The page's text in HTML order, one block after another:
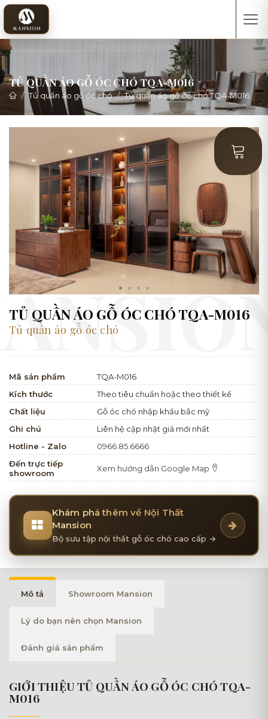
TỦ QUẦN ÁO GỖ ÓC CHÓ TQA-M016
Tủ quần áo gỗ óc chó Tủ quần áo gỗ óc chó TQA-M016
TỦ QUẦN ÁO GỖ ÓC CHÓ TQA-M016
Tủ quần áo gỗ óc chó
Mã sản phẩm
TQA-M016
Kích thước
Theo tiêu chuẩn hoặc theo thiết kế
Chất liệu
Gỗ óc chó nhập khẩu bắc mỹ
Ghi chú
Liên hệ cập nhật giá mới nhất
Hotline - Zalo
0966.85.6666
Đến trực tiếp
showroom
Xem hướng dẫn Google Map
Khám phá thêm về Nội Thất
Mansion
Bộ sưu tập nội thất gỗ óc chó cao cấp →
Mô tả Showroom Mansion
Lý do bạn nên chọn Mansion
Đánh giá sản phẩm
GIỚI THIỆU TỦ QUẦN ÁO GỖ ÓC CHÓ TQA-
M016